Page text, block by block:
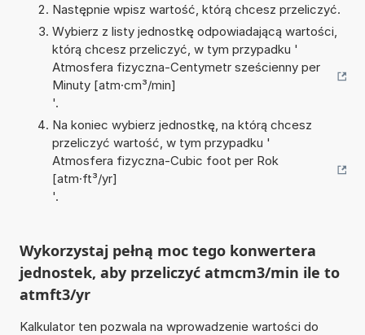
Następnie wpisz wartość, którą chcesz przeliczyć.
Wybierz z listy jednostkę odpowiadającą wartości,
którą chcesz przeliczyć, w tym przypadku '
Atmosfera fizyczna-Centymetr sześcienny per
Minuty [atm·cm³/min]
'.
Na koniec wybierz jednostkę, na którą chcesz
przeliczyć wartość, w tym przypadku '
Atmosfera fizyczna-Cubic foot per Rok
[atm·ft³/yr]
'.
Wykorzystaj pełną moc tego konwertera
jednostek, aby przeliczyć atmcm3/min ile to
atmft3/yr
Kalkulator ten pozwala na wprowadzenie wartości do